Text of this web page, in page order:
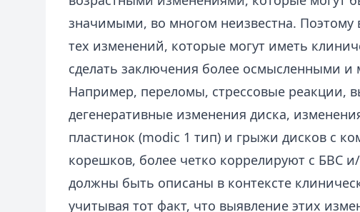
значимыми, во многом неизвестна. Поэтому
тех изменений, которые могут иметь
сделать заключения более осмысленными
Например, переломы, стрессовые реакции,
дегенеративные изменения диска,
пластинок (modic 1 тип) и грыжи дисков с
корешков, более четко коррелируют с БВС
должны быть описаны в контексте
учитывая тот факт, что выявление этих